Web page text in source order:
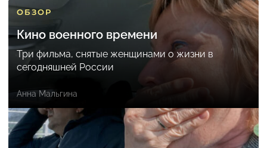
ОБЗОР
Кино военного времени
Три фильма, снятые женщинами о жизни в
сегодняшней России
Анна Мальгина